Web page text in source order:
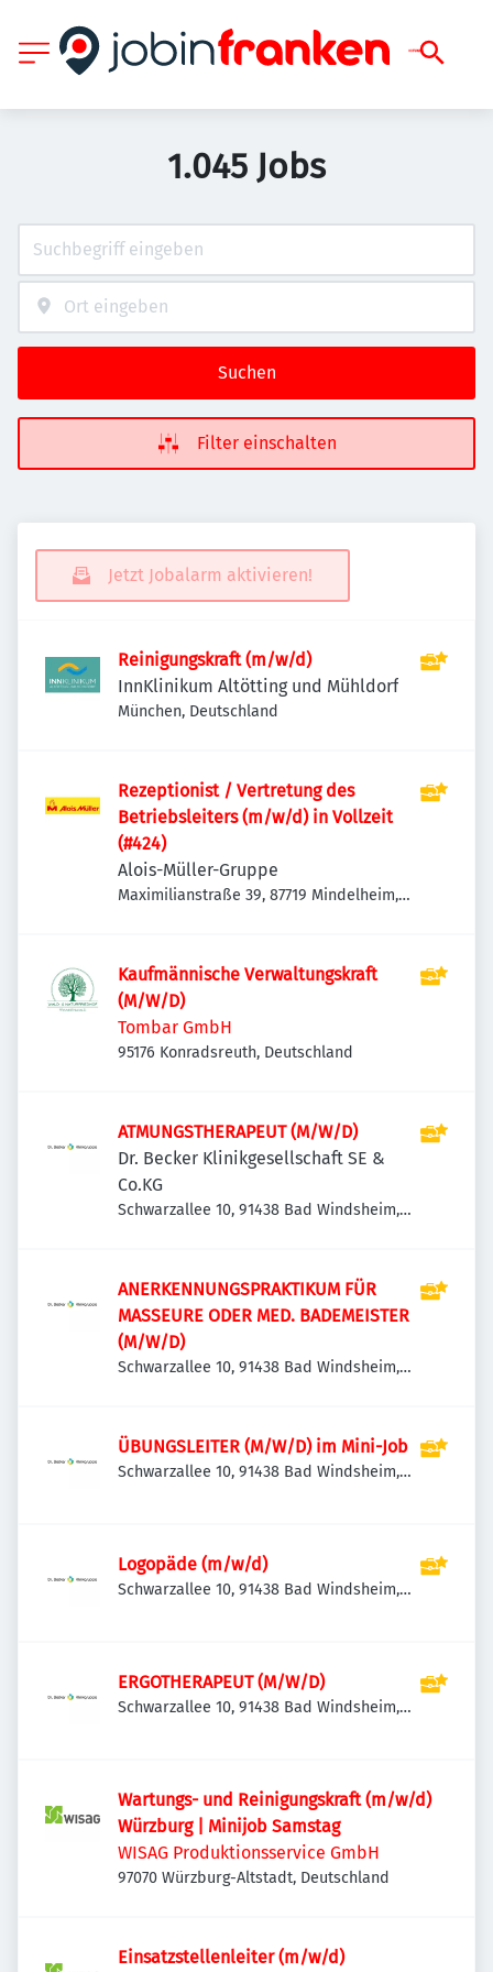
1.045 Jobs
Suchen
Filter einschalten
Jetzt Jobalarm aktivieren!
Reinigungskraft (m/w/d)
InnKlinikum Altötting und Mühldorf
München, Deutschland
Rezeptionist / Vertretung des
Betriebsleiters (m/w/d) in Vollzeit
(#424)
Alois-Müller-Gruppe
Maximilianstraße 39, 87719 Mindelheim,
Kaufmännische Verwaltungskraft
(M/W/D)
Tombar GmbH
95176 Konradsreuth, Deutschland
ATMUNGSTHERAPEUT (M/W/D)
Dr. Becker Klinikgesellschaft SE &
Co.KG
Schwarzallee 10, 91438 Bad Windsheim,
ANERKENNUNGSPRAKTIKUM FÜR
MASSEURE ODER MED. BADEMEISTER
(M/W/D)
Schwarzallee 10, 91438 Bad Windsheim,
ÜBUNGSLEITER (M/W/D) im Mini-Job
Schwarzallee 10, 91438 Bad Windsheim,
Logopäde (m/w/d)
Schwarzallee 10, 91438 Bad Windsheim,
ERGOTHERAPEUT (M/W/D)
Schwarzallee 10, 91438 Bad Windsheim,
Wartungs- und Reinigungskraft (m/w/d)
Würzburg | Minijob Samstag
WISAG Produktionsservice GmbH
97070 Würzburg-Altstadt, Deutschland
Einsatzstellenleiter (m/w/d)